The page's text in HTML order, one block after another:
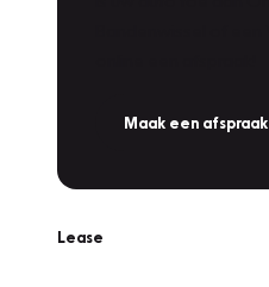
Maak een afspraak
Lease